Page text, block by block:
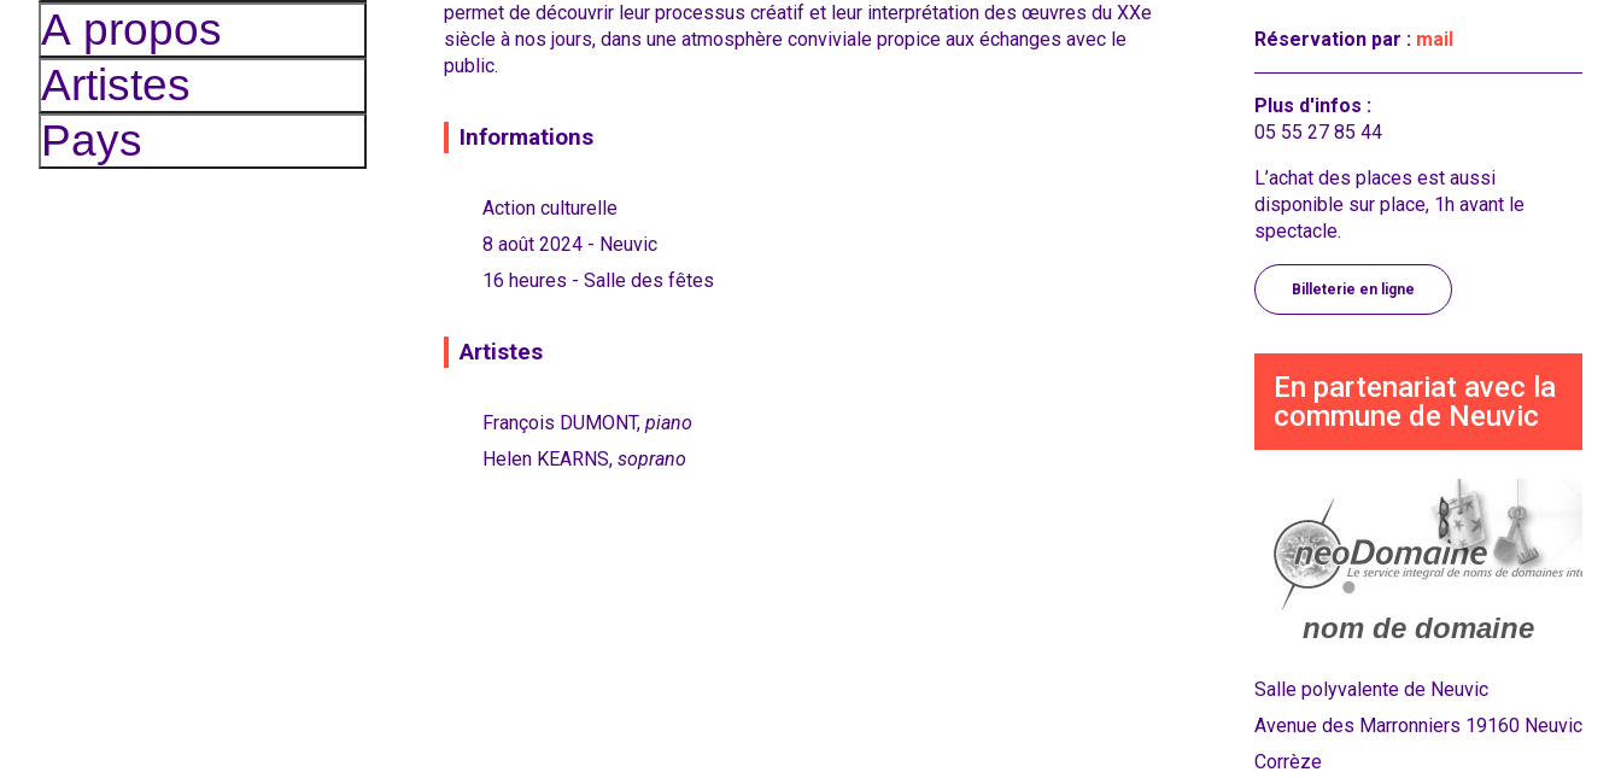
A propos
Artistes
Pays
permet de découvrir leur processus créatif et leur interprétation des œuvres du XXe
siècle à nos jours, dans une atmosphère conviviale propice aux échanges avec le
public.
Informations
Action culturelle
8 août 2024 - Neuvic
16 heures - Salle des fêtes
Artistes
François DUMONT, piano
Helen KEARNS, soprano
Réservation par : mail
Plus d'infos :
05 55 27 85 44
L’achat des places est aussi
disponible sur place, 1h avant le
spectacle.
Billeterie en ligne
En partenariat avec la
commune de Neuvic
Salle polyvalente de Neuvic
Avenue des Marronniers 19160 Neuvic
Corrèze